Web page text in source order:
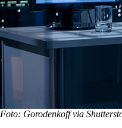
Foto: Gorodenkoff via